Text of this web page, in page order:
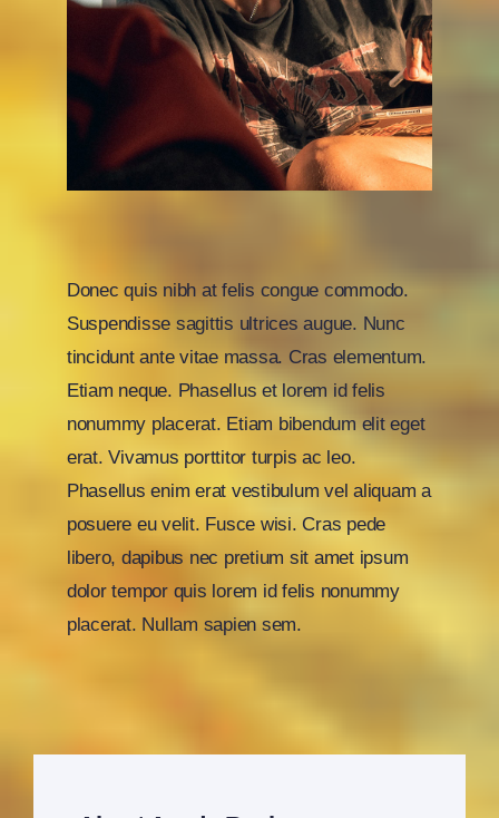
Donec quis nibh at felis congue commodo.
Suspendisse sagittis ultrices augue. Nunc
tincidunt ante vitae massa. Cras elementum.
Etiam neque. Phasellus et lorem id felis
nonummy placerat. Etiam bibendum elit eget
erat. Vivamus porttitor turpis ac leo.
Phasellus enim erat vestibulum vel aliquam a
posuere eu velit. Fusce wisi. Cras pede
libero, dapibus nec pretium sit amet ipsum
dolor tempor quis lorem id felis nonummy
placerat. Nullam sapien sem.